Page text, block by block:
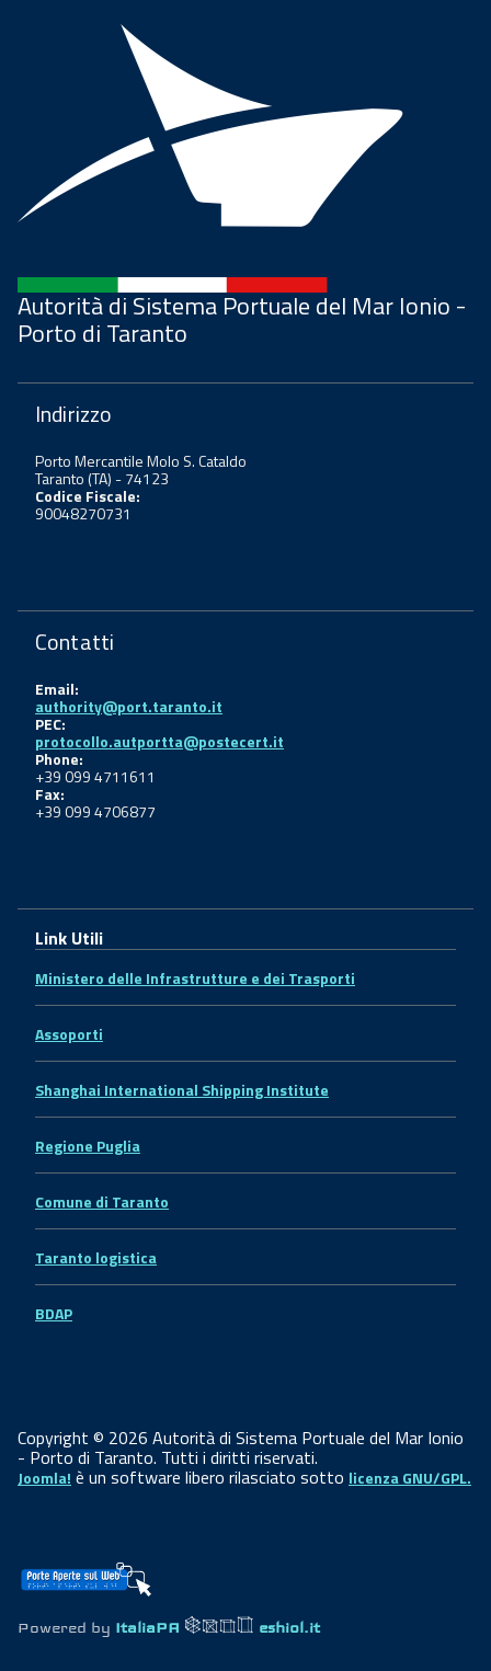
Autorità di Sistema Portuale del Mar Ionio -
Porto di Taranto
Indirizzo
Porto Mercantile Molo S. Cataldo
Taranto (TA) - 74123
Codice Fiscale:
90048270731
Contatti
Email:
authority@port.taranto.it
PEC:
protocollo.autportta@postecert.it
Phone:
+39 099 4711611
Fax:
+39 099 4706877
Link Utili
Ministero delle Infrastrutture e dei Trasporti
Assoporti
Shanghai International Shipping Institute
Regione Puglia
Comune di Taranto
Taranto logistica
BDAP
Copyright © 2026 Autorità di Sistema Portuale del Mar Ionio
- Porto di Taranto. Tutti i diritti riservati.
Joomla! è un software libero rilasciato sotto licenza GNU/GPL.
Powered by ItaliaPA eshiol.it